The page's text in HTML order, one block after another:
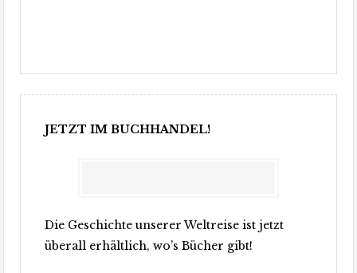
JETZT IM BUCHHANDEL!
Die Geschichte unserer Weltreise ist jetzt
überall erhältlich, wo’s Bücher gibt!